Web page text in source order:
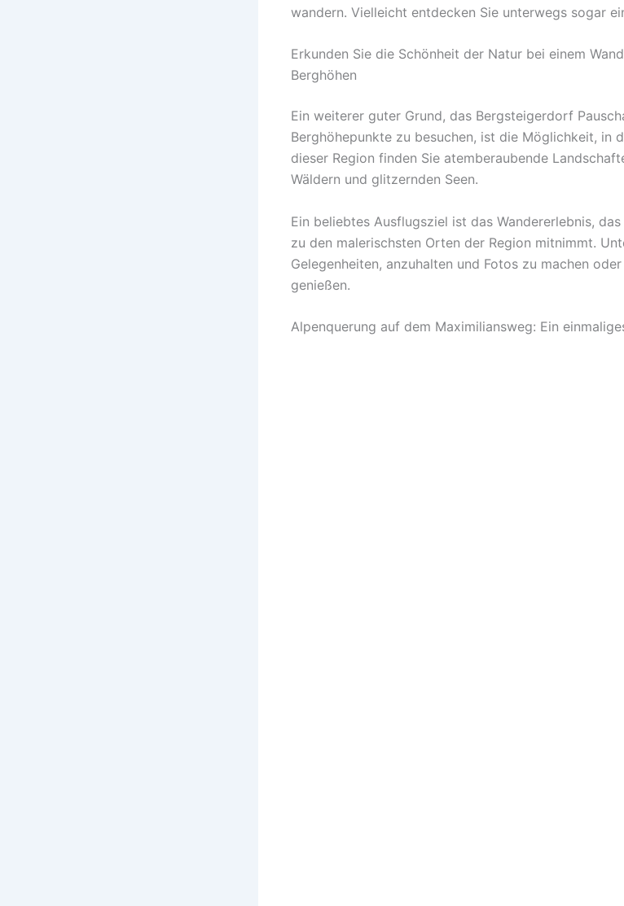
wandern. Vielleicht entdecken Sie unterwegs sogar
Erkunden Sie die Schönheit der Natur bei einem
Berghöhen
Ein weiterer guter Grund, das Bergsteigerdorf
Berghöhepunkte zu besuchen, ist die Möglichkeit, in
dieser Region finden Sie atemberaubende
Wäldern und glitzernden Seen.
Ein beliebtes Ausflugsziel ist das Wandererlebnis,
zu den malerischsten Orten der Region mitnimmt.
Gelegenheiten, anzuhalten und Fotos zu machen
genießen.
Alpenquerung auf dem Maximiliansweg: Ein